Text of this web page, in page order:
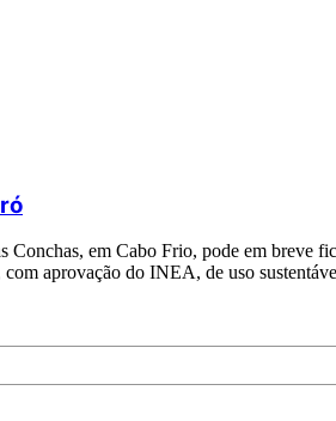
Conchas, em Cabo Frio, pode em
aprovação do INEA, de uso